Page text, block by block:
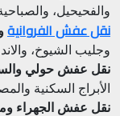
والفحيحيل،
نقل عفش الفروانية
وجليب الشيوخ،
نقل عفش حولي
الأبراج السكنية
نقل عفش الجهراء